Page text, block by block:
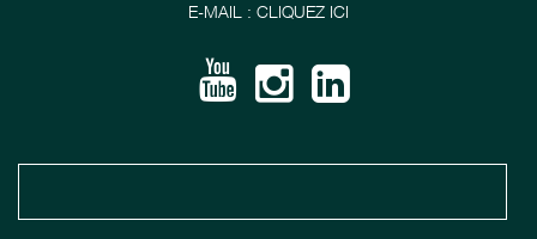
E-MAIL : CLIQUEZ ICI